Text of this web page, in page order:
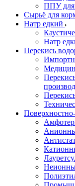
ППУ для
Сырьё для
Натр едкий
Натр
Перекись